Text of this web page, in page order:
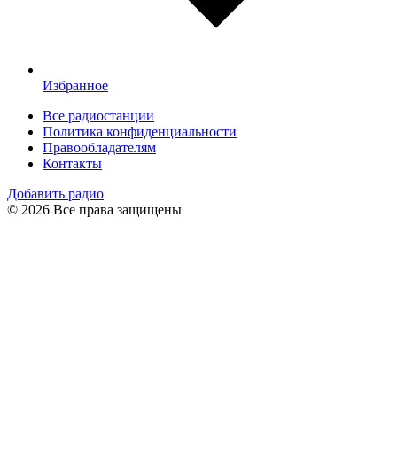
Избранное
Все радиостанции
Политика конфиденциальности
Правообладателям
Контакты
Добавить радио
© 2026 Все права защищены